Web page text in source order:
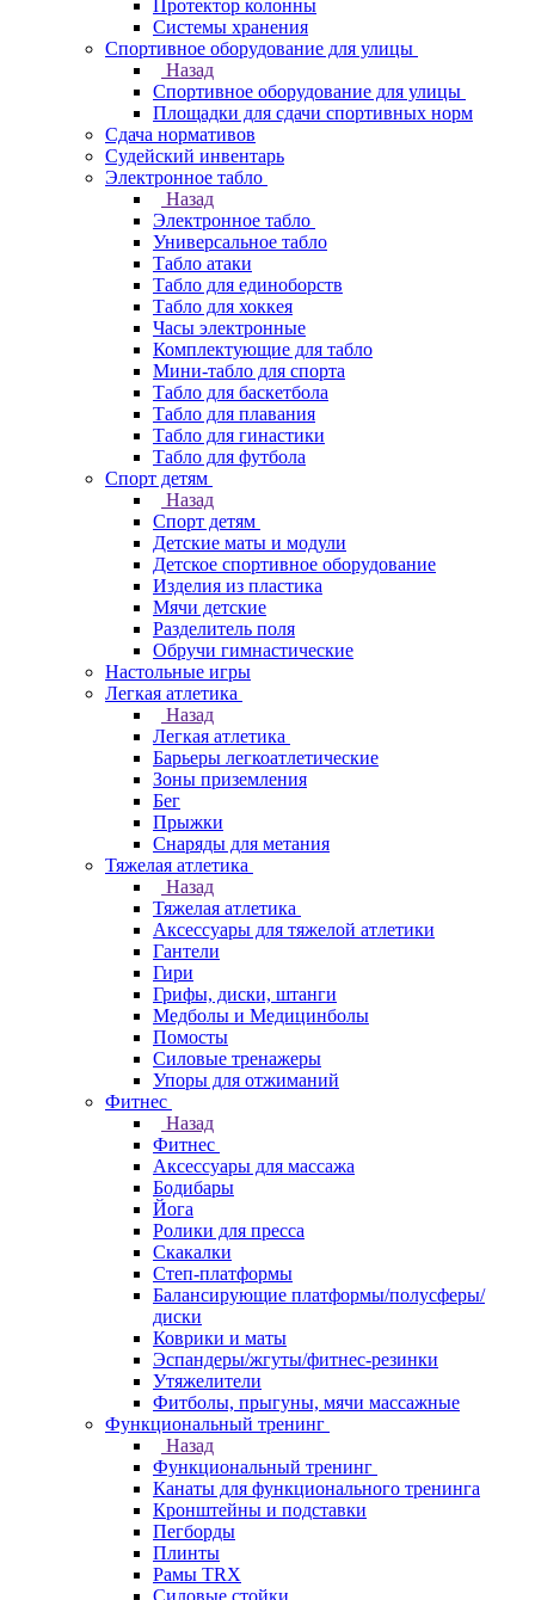
Протектор колонны
Системы хранения
Спортивное оборудование для улицы
Назад
Спортивное оборудование для улицы
Площадки для сдачи спортивных норм
Сдача нормативов
Судейский инвентарь
Электронное табло
Назад
Электронное табло
Универсальное табло
Табло атаки
Табло для единоборств
Табло для хоккея
Часы электронные
Комплектующие для табло
Мини-табло для спорта
Табло для баскетбола
Табло для плавания
Табло для гинастики
Табло для футбола
Спорт детям
Назад
Спорт детям
Детские маты и модули
Детское спортивное оборудование
Изделия из пластика
Мячи детские
Разделитель поля
Обручи гимнастические
Настольные игры
Легкая атлетика
Назад
Легкая атлетика
Барьеры легкоатлетические
Зоны приземления
Бег
Прыжки
Снаряды для метания
Тяжелая атлетика
Назад
Тяжелая атлетика
Аксессуары для тяжелой атлетики
Гантели
Гири
Грифы, диски, штанги
Медболы и Медицинболы
Помосты
Силовые тренажеры
Упоры для отжиманий
Фитнес
Назад
Фитнес
Аксессуары для массажа
Бодибары
Йога
Ролики для пресса
Скакалки
Степ-платформы
Балансирующие платформы/полусферы/
диски
Коврики и маты
Эспандеры/жгуты/фитнес-резинки
Утяжелители
Фитболы, прыгуны, мячи массажные
Функциональный тренинг
Назад
Функциональный тренинг
Канаты для функционального тренинга
Кронштейны и подставки
Пегборды
Плинты
Рамы TRX
Силовые стойки